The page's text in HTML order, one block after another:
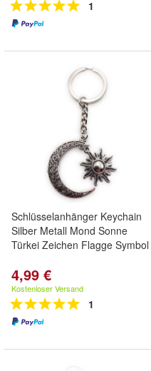
1
Schlüsselanhänger Keychain
Silber Metall Mond Sonne
Türkei Zeichen Flagge Symbol
4,99 €
Kostenloser Versand
1